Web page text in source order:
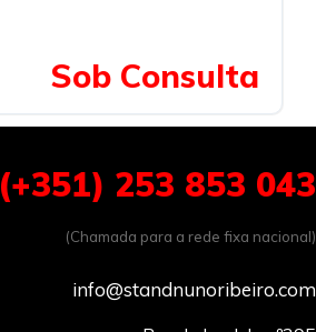
Sob Consulta
(+351) 253 853 043
(Chamada para a rede fixa nacional)
info@standnunoribeiro.com